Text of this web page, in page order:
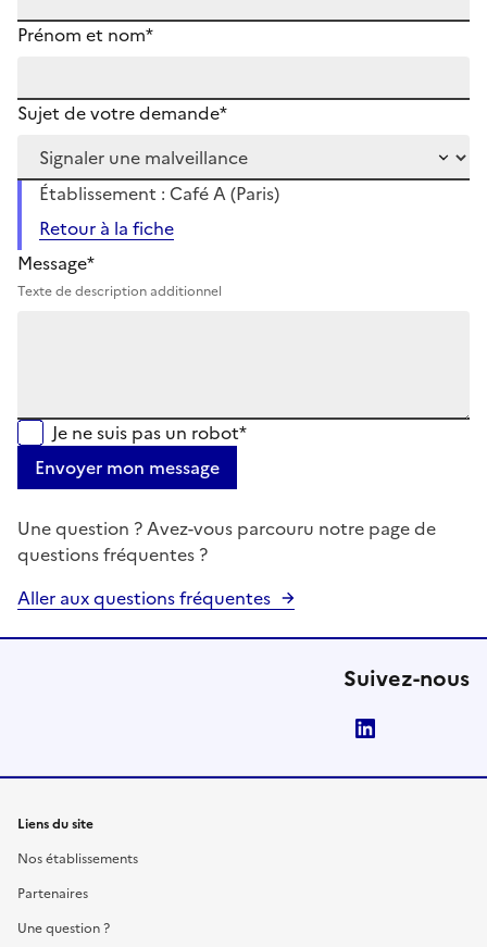
Prénom et nom*
Sujet de votre demande*
Établissement : Café A (Paris)
Retour à la fiche
Message*
Texte de description additionnel
Je ne suis pas un robot*
Envoyer mon message
Une question ? Avez-vous parcouru notre page de
questions fréquentes ?
Aller aux questions fréquentes
Suivez-nous
Liens du site
Nos établissements
Partenaires
Une question ?